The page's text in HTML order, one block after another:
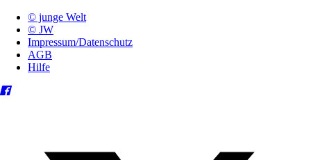
© junge Welt
© JW
Impressum/Datenschutz
AGB
Hilfe